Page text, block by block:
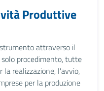
Produttive
attraverso il
procedimento, tutte
la realizzazione, l'avvio,
per la produzione